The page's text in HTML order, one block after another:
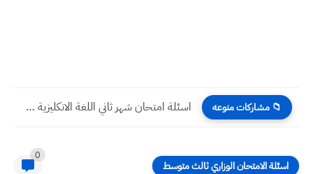
📁 مشاركات منوعه اسئلة امتحان شهر ثاني اللغة الانكليزية صف الرابع العلمي والادبي
اسئلة الامتحان الوزاري ثالث متوسط
0